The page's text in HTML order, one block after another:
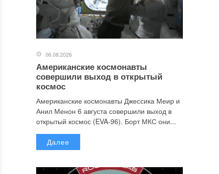
06.08.2026
Американские космонавты
совершили выход в открытый
космос
Американские космонавты Джессика Меир и
Анил Менон 6 августа совершили выход в
открытый космос (EVA-96). Борт МКС они...
Далее